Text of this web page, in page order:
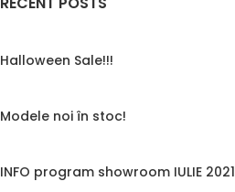
Halloween Sale!!!
Modele noi în stoc!
INFO program showroom IULIE 2021